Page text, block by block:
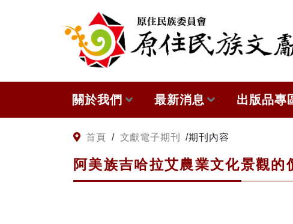
關於我們
關於原住民族文獻會
原住民族文獻會設置要點
最新消息
網站訊息
徵稿訊息
出版品專
與國史
首頁 / 文獻電子期刊 /期刊內容
阿美族吉哈拉艾農業文化景觀